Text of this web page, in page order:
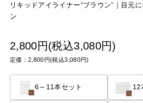
リキッドアイライナー”ブラウン”｜目元
ン
2,800円(税込3,080円)
定価：2,800円(税込3,080円)
6～11本セット 12